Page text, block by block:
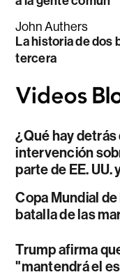
John Authers
La historia de dos
tercera
¿Qué hay detrás
intervención
parte de EE. UU.
Copa Mundial de
batalla de las
Trump afirma
"mantendrá el